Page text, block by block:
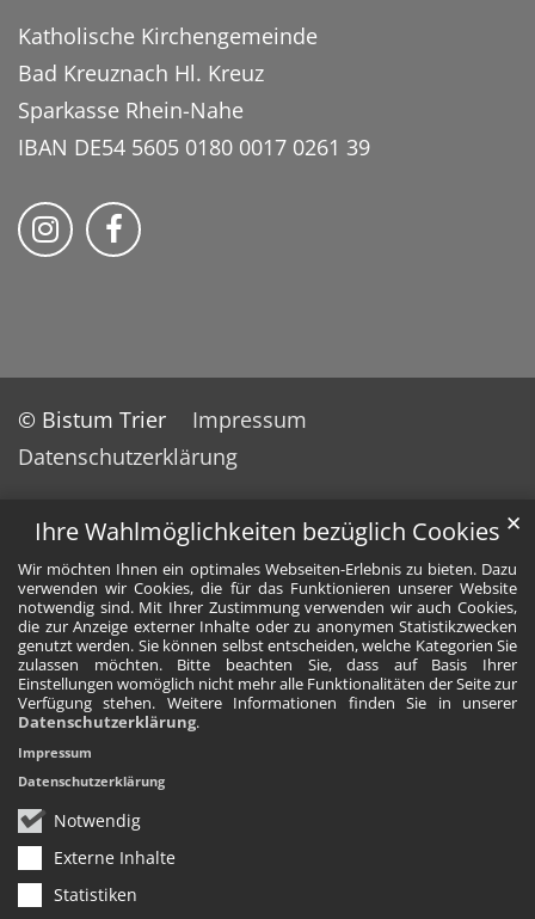
Ihre Wahlmöglichkeiten bezüglich Cookies
Wir möchten Ihnen ein optimales Webseiten-Erlebnis zu bieten. Dazu
verwenden wir Cookies, die für das Funktionieren unserer Website
notwendig sind. Mit Ihrer Zustimmung verwenden wir auch Cookies,
die zur Anzeige externer Inhalte oder zu anonymen Statistikzwecken
genutzt werden. Sie können selbst entscheiden, welche Kategorien Sie
zulassen möchten. Bitte beachten Sie, dass auf Basis Ihrer
Einstellungen womöglich nicht mehr alle Funktionalitäten der Seite zur
Verfügung stehen. Weitere Informationen finden Sie in unserer
Datenschutzerklärung.
Notwendig
Externe Inhalte
Statistiken
✕
Impressum
Datenschutzerklärung
Katholische Kirchengemeinde
Bad Kreuznach Hl. Kreuz
Sparkasse Rhein-Nahe
IBAN DE54 5605 0180 0017 0261 39
Bistum Trier auf Instragram
Bistum Trier auf Facebook
© Bistum Trier
Impressum
Datenschutzerklärung